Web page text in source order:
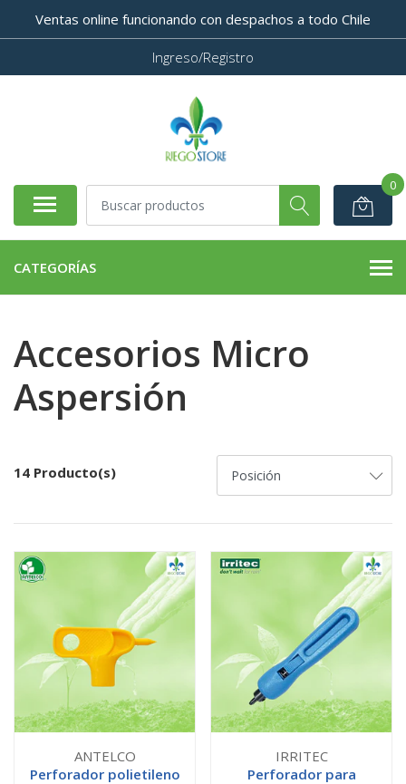
Ventas online funcionando con despachos a todo Chile
Ingreso/Registro
0
CATEGORÍAS
Accesorios Micro
Aspersión
14 Producto(s)
ANTELCO
Perforador polietileno
IRRITEC
Perforador para